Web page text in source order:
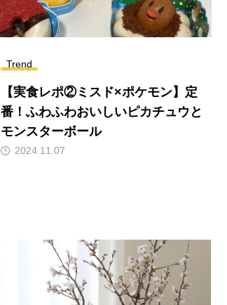
Trend
【実食レポ②ミスド×ポケモン】定
番！ふわふわおいしいピカチュウと
モンスターボール
2024.11.07